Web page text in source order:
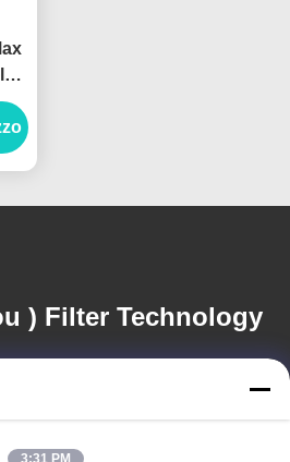
) Filter Technology
3:31 PM